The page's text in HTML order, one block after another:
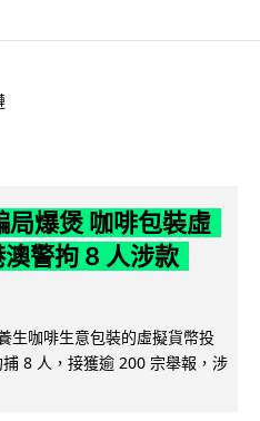
爆煲 咖啡包裝虛
警拘 8 人涉款
生咖啡生意包裝的虛擬貨幣投
8 人，接獲逾 200 宗舉報，涉